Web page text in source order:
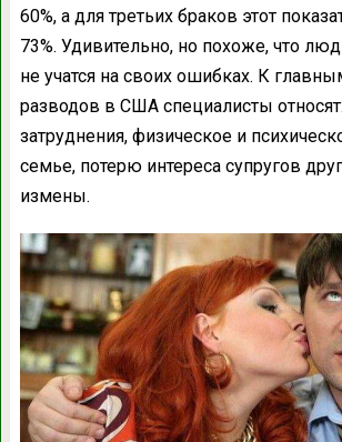
60%, а для третьих браков этот
73%. Удивительно, но похоже, что
не учатся на своих ошибках. К
разводов в США специалисты
затруднения, физическое и
семье, потерю интереса супругов
измены.